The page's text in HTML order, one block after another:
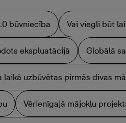
būvniecība Vai viegli būt
ekspluatācijā Globālā
laikā uzbūvētas pirmās divas
Vērienīgajā mājokļu